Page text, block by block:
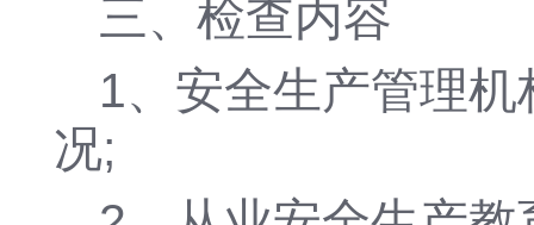
三、检查内容
1、安全生产管理
况;